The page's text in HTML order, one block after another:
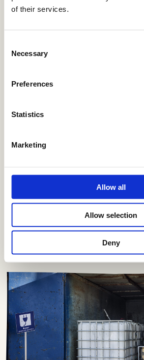
of their services.
Selection
Necessary
Preferences
Statistics
Marketing
Allow all
Allow selection
Deny
Piepschuimterugname:
over
CASE
meer
over